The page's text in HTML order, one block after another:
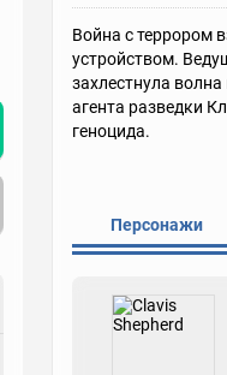
Война с террором
устройством.
захлестнула
агента разведки
геноцида.
Персонажи